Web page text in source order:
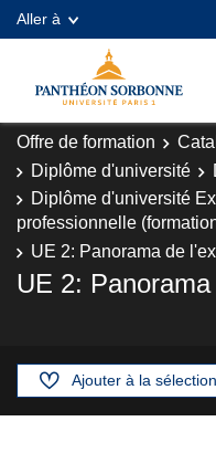
Aller à
Offre de formation
Diplôme d'université
Diplôme d'université
professionnelle
UE 2: Panorama de
UE 2:
Ajouter à la sélection